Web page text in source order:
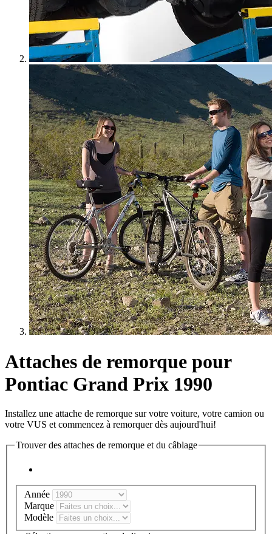
Attaches de remorque pour
Pontiac Grand Prix 1990
Installez une attache de remorque sur votre voiture, votre camion ou
votre VUS et commencez à remorquer dès aujourd'hui!
Trouver des attaches de remorque et du câblage
Année
Marque
Modèle